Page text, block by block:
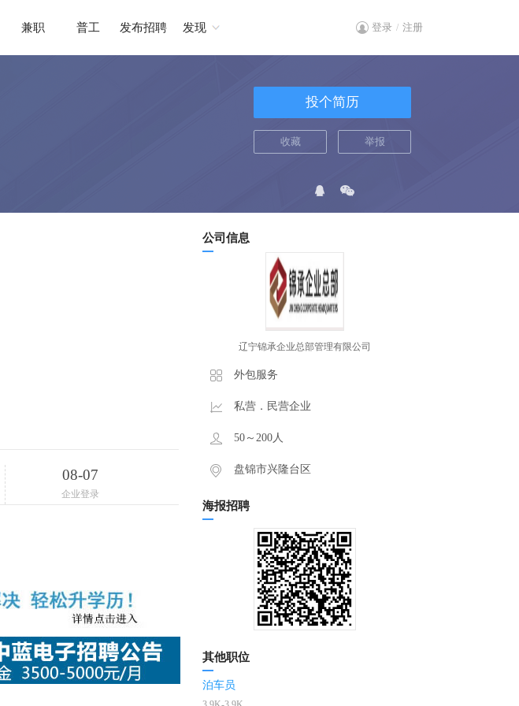
兼职 普工 发布招聘 发现 登录 / 注册
投个简历
收藏 举报
08-07
企业登录
公司信息
辽宁锦承企业总部管理有限公司
外包服务
私营．民营企业
50～200人
盘锦市兴隆台区
海报招聘
其他职位
泊车员